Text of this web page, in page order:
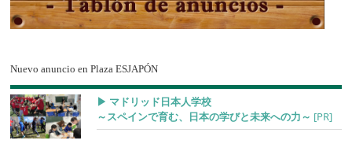
Nuevo anuncio en Plaza ESJAPÓN
▶︎ マドリッド日本人学校
～スペインで育む、日本の学びと未来への力～ [PR]